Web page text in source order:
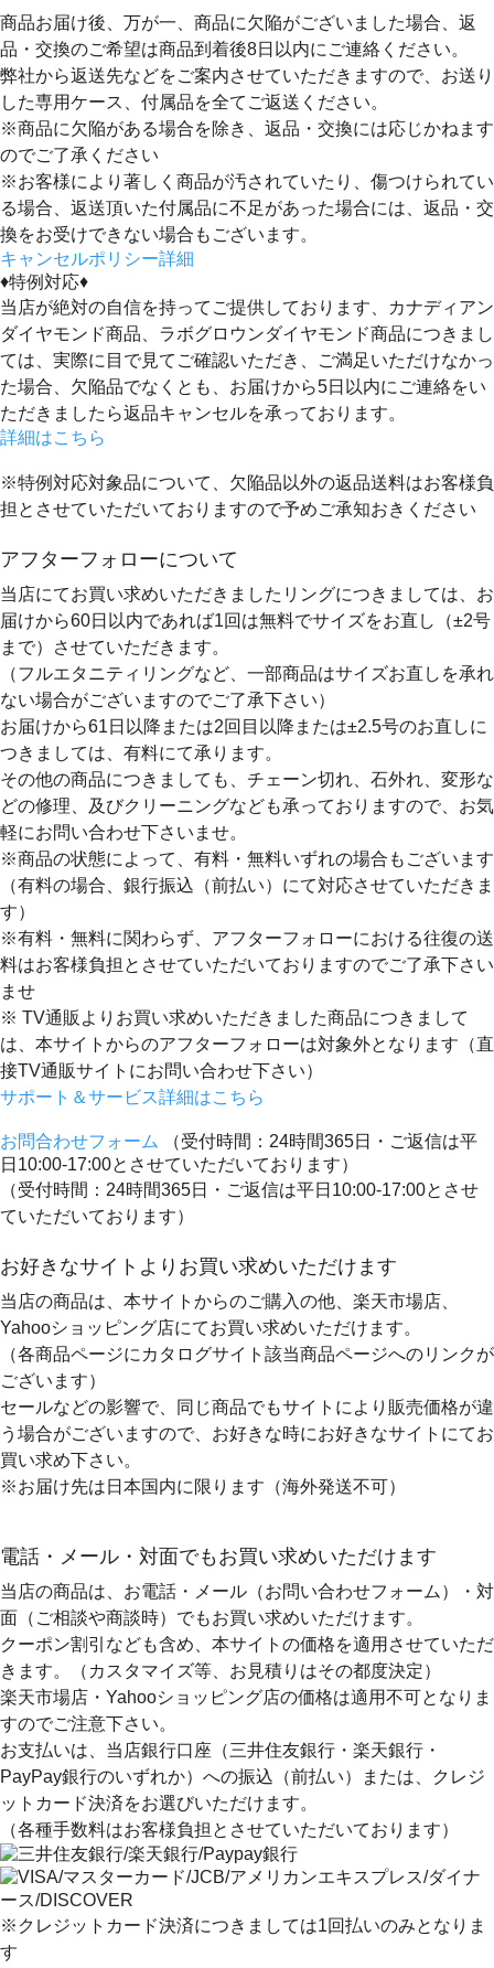
商品お届け後、万が一、商品に欠陥がございました場合、返
品・交換のご希望は商品到着後8日以内にご連絡ください。
弊社から返送先などをご案内させていただきますので、お送り
した専用ケース、付属品を全てご返送ください。
※商品に欠陥がある場合を除き、返品・交換には応じかねます
のでご了承ください
※お客様により著しく商品が汚されていたり、傷つけられてい
る場合、返送頂いた付属品に不足があった場合には、返品・交
換をお受けできない場合もございます。
キャンセルポリシー詳細
♦特例対応♦
当店が絶対の自信を持ってご提供しております、カナディアン
ダイヤモンド商品、ラボグロウンダイヤモンド商品につきまし
ては、実際に目で見てご確認いただき、ご満足いただけなかっ
た場合、欠陥品でなくとも、 お届けから5日以内にご連絡をい
ただきましたら返品キャンセルを承っております。
詳細はこちら
※特例対応対象品について、欠陥品以外の返品送料はお客様負
担とさせていただいておりますので予めご承知おきください
アフターフォローについて
当店にてお買い求めいただきましたリングにつきましては、お
届けから60日以内であれば1回は無料でサイズをお直し（±2号
まで）させていただきます。
（フルエタニティリングなど、一部商品はサイズお直しを承れ
ない場合がございますのでご了承下さい）
お届けから61日以降または2回目以降または±2.5号のお直しに
つきましては、有料にて承ります。
その他の商品につきましても、チェーン切れ、石外れ、変形な
どの修理、及びクリーニングなども承っておりますので、お気
軽にお問い合わせ下さいませ。
※商品の状態によって、有料・無料いずれの場合もございます
（有料の場合、銀行振込（前払い）にて対応させていただきま
す）
※有料・無料に関わらず、アフターフォローにおける往復の送
料はお客様負担とさせていただいておりますのでご了承下さい
ませ
※ TV通販よりお買い求めいただきました商品につきまして
は、本サイトからのアフターフォローは対象外となります（直
接TV通販サイトにお問い合わせ下さい）
サポート＆サービス詳細はこちら
お問合わせフォーム
（受付時間：24時間365日・ご返信は平
日10:00-17:00とさせていただいております）
（受付時間：24時間365日・ご返信は平日10:00-17:00とさせ
ていただいております）
お好きなサイトよりお買い求めいただけます
当店の商品は、本サイトからのご購入の他、楽天市場店、
Yahooショッピング店にてお買い求めいただけます。
（各商品ページにカタログサイト該当商品ページへのリンクが
ございます）
セールなどの影響で、同じ商品でもサイトにより販売価格が違
う場合がございますので、お好きな時にお好きなサイトにてお
買い求め下さい。
※お届け先は日本国内に限ります（海外発送不可）
電話・メール・対面でもお買い求めいただけます
当店の商品は、お電話・メール（お問い合わせフォーム）・対
面（ご相談や商談時）でもお買い求めいただけます。
クーポン割引なども含め、本サイトの価格を適用 させていただ
きます。（カスタマイズ等、お見積りはその都度決定）
楽天市場店・Yahooショッピング店の価格は適用不可となりま
すのでご注意下さい。
お支払いは、当店銀行口座（三井住友銀行・楽天銀行・
PayPay銀行のいずれか）への振込（前払い）または、クレジ
ットカード決済をお選びいただけます。
（各種手数料はお客様負担とさせていただいております）
※クレジットカード決済につきましては1回払いのみとなりま
す